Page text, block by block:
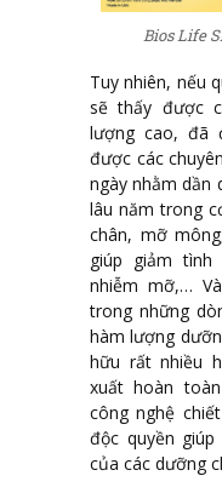
Bios Life
Tuy nhiên, nếu
sẽ thấy được
lượng cao, đã
được các
ngày nhằm dần
lâu năm trong
chân, mỡ
giúp giảm
nhiễm mỡ,…
trong những
hàm lượng
hữu rất nhiều
xuất hoàn
công nghệ
độc quyền
của các dưỡng